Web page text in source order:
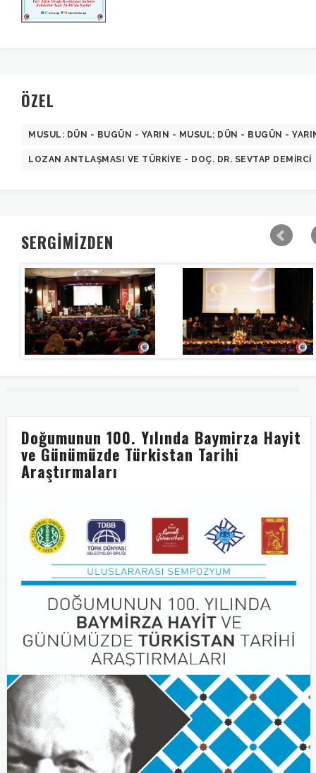
ÖZEL
MUSUL: DÜN - BUGÜN - YARIN - MUSUL: DÜN - BUGÜN -
LOZAN ANTLAŞMASI VE TÜRKIYE - DOÇ. DR. SEVTAP DEMIRCI
SERGİMİZDEN
Doğumunun 100. Yılında Baymirza Hayit
ve Günümüzde Türkistan Tarihi
Araştırmaları